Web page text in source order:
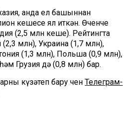
анда ел башыннан
кешесе ял иткән. Өченче
(2,5 млн кеше). Рейтингта
(2,3 млн), Украина (1,7 млн),
(1,3 млн), Польша (0,9 млн),
Грузия дә (0,8 млн) бар.
күзәтеп бару өчен Телеграм-